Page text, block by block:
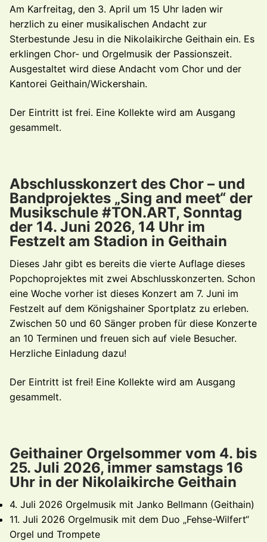
Am Karfreitag, den 3. April um 15 Uhr laden wir
herzlich zu einer musikalischen Andacht zur
Sterbestunde Jesu in die Nikolaikirche Geithain ein. Es
erklingen Chor- und Orgelmusik der Passionszeit.
Ausgestaltet wird diese Andacht vom Chor und der
Kantorei Geithain/Wickershain.
Der Eintritt ist frei. Eine Kollekte wird am Ausgang
gesammelt.
Abschlusskonzert des Chor – und
Bandprojektes „Sing and meet“ der
Musikschule #TON.ART, Sonntag
der 14. Juni 2026, 14 Uhr im
Festzelt am Stadion in Geithain
Dieses Jahr gibt es bereits die vierte Auflage dieses
Popchoprojektes mit zwei Abschlusskonzerten. Schon
eine Woche vorher ist dieses Konzert am 7. Juni im
Festzelt auf dem Königshainer Sportplatz zu erleben.
Zwischen 50 und 60 Sänger proben für diese Konzerte
an 10 Terminen und freuen sich auf viele Besucher.
Herzliche Einladung dazu!
Der Eintritt ist frei! Eine Kollekte wird am Ausgang
gesammelt.
Geithainer Orgelsommer vom 4. bis
25. Juli 2026, immer samstags 16
Uhr in der Nikolaikirche Geithain
4. Juli 2026 Orgelmusik mit Janko Bellmann (Geithain)
11. Juli 2026 Orgelmusik mit dem Duo „Fehse-Wilfert“
Orgel und Trompete